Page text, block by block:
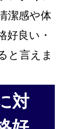
潔感や体
好良い・
と言えま
対